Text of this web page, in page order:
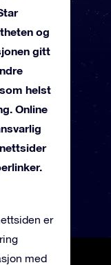
og
gitt
helst
Online
er
med